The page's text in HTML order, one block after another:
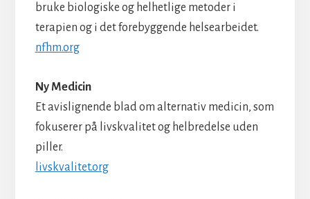
bruke biologiske og helhetlige metoder i
terapien og i det forebyggende helsearbeidet.
nfhm.org
Ny Medicin
Et avislignende blad om alternativ medicin, som
fokuserer på livskvalitet og helbredelse uden
piller.
livskvalitet.org